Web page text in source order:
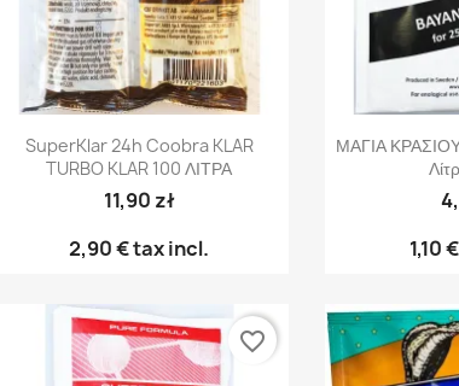
Γρήγορη προβολή
SuperKlar 24h Coobra KLAR
TURBO KLAR 100 ΛΙΤΡΑ
11,90 zł
2,90 €tax incl.

ΜΑΓΙΑ
1,10 €
favorite_border